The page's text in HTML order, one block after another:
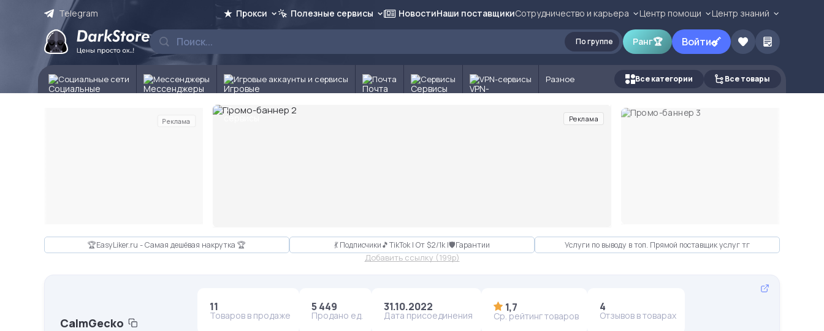
Telegram Прокси Полезные сервисы НовостиНаши поставщикиСотрудничество и карьера Центр помощи Центр знаний
По группе Ранг🏆 Войти
Социальные сети Мессенджеры Игровые аккаунты и сервисы Почта Сервисы VPN-сервисы Разное Все категории Все товары
Реклама Реклама
🏆EasyLiker.ru - Самая дешёвая накрутка 🏆 💃 Подписчики🎵TikTok | От $2/1k |🛡Гарантии Услуги по выводу в топ. Прямой поставщик услуг тг
Добавить ссылку (199p)
CalmGecko
11
Товаров в продаже
5 449
Продано ед.
31.10.2022
Дата присоединения
1,7
Ср. рейтинг товаров
4
Отзывов в товарах